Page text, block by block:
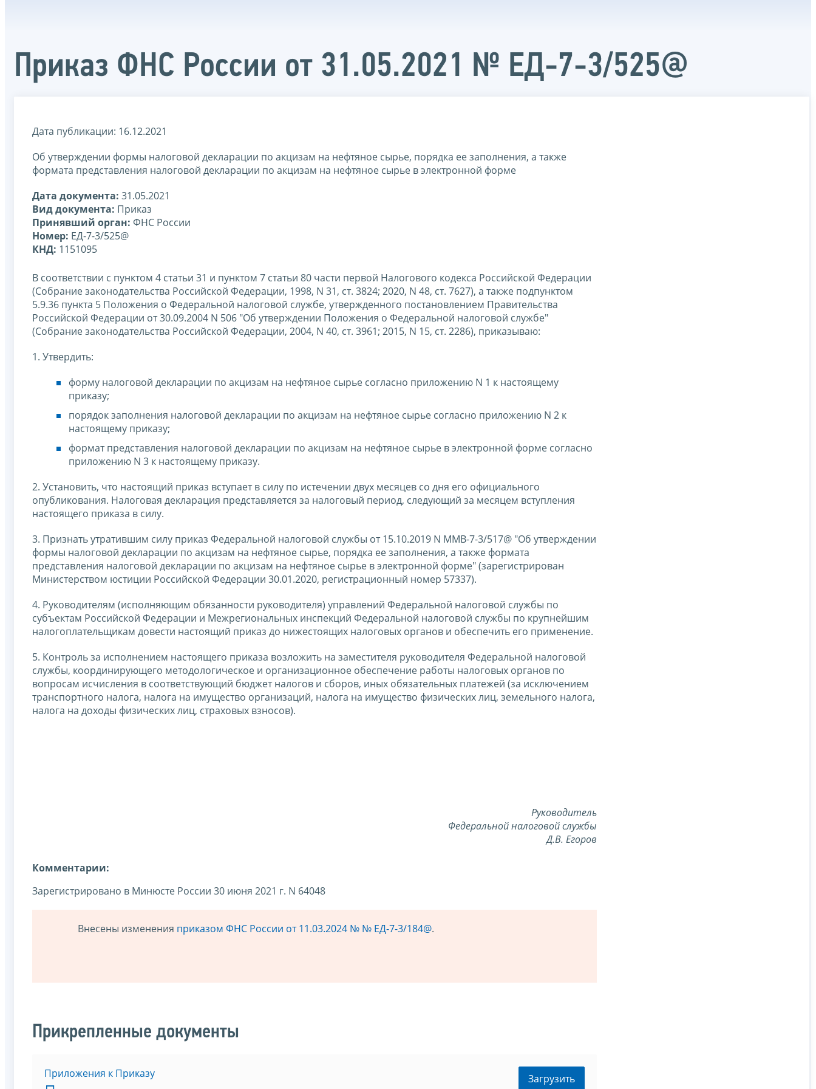
Приказ ФНС России от 31.05.2021 № ЕД-7-3/525@
Дата публикации: 16.12.2021
Об утверждении формы налоговой декларации по акцизам на нефтяное сырье, порядка ее заполнения, а также
формата представления налоговой декларации по акцизам на нефтяное сырье в электронной форме
Дата документа: 31.05.2021
Вид документа: Приказ
Принявший орган: ФНС России
Номер: ЕД-7-3/525@
КНД: 1151095
В соответствии с пунктом 4 статьи 31 и пунктом 7 статьи 80 части первой Налогового кодекса Российской Федерации
(Собрание законодательства Российской Федерации, 1998, N 31, ст. 3824; 2020, N 48, ст. 7627), а также подпунктом
5.9.36 пункта 5 Положения о Федеральной налоговой службе, утвержденного постановлением Правительства
Российской Федерации от 30.09.2004 N 506 "Об утверждении Положения о Федеральной налоговой службе"
(Собрание законодательства Российской Федерации, 2004, N 40, ст. 3961; 2015, N 15, ст. 2286), приказываю:
1. Утвердить:
форму налоговой декларации по акцизам на нефтяное сырье согласно приложению N 1 к настоящему
приказу;
порядок заполнения налоговой декларации по акцизам на нефтяное сырье согласно приложению N 2 к
настоящему приказу;
формат представления налоговой декларации по акцизам на нефтяное сырье в электронной форме согласно
приложению N 3 к настоящему приказу.
2. Установить, что настоящий приказ вступает в силу по истечении двух месяцев со дня его официального
опубликования. Налоговая декларация представляется за налоговый период, следующий за месяцем вступления
настоящего приказа в силу.
3. Признать утратившим силу приказ Федеральной налоговой службы от 15.10.2019 N ММВ-7-3/517@ "Об утверждении
формы налоговой декларации по акцизам на нефтяное сырье, порядка ее заполнения, а также формата
представления налоговой декларации по акцизам на нефтяное сырье в электронной форме" (зарегистрирован
Министерством юстиции Российской Федерации 30.01.2020, регистрационный номер 57337).
4. Руководителям (исполняющим обязанности руководителя) управлений Федеральной налоговой службы по
субъектам Российской Федерации и Межрегиональных инспекций Федеральной налоговой службы по крупнейшим
налогоплательщикам довести настоящий приказ до нижестоящих налоговых органов и обеспечить его применение.
5. Контроль за исполнением настоящего приказа возложить на заместителя руководителя Федеральной налоговой
службы, координирующего методологическое и организационное обеспечение работы налоговых органов по
вопросам исчисления в соответствующий бюджет налогов и сборов, иных обязательных платежей (за исключением
транспортного налога, налога на имущество организаций, налога на имущество физических лиц, земельного налога,
налога на доходы физических лиц, страховых взносов).
Руководитель
Федеральной налоговой службы
Д.В. Егоров
Комментарии:
Зарегистрировано в Минюсте России 30 июня 2021 г. N 64048
Внесены изменения приказом ФНС России от 11.03.2024 № № ЕД-7-3/184@.
Прикрепленные документы
Приложения к Приказу Загрузить